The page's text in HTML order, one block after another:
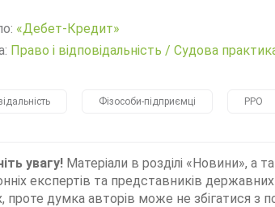
«Дебет-Кредит»
Право і відповідальність / Судова
Фізособи-підприємці РРО
увагу! Матеріали в розділі «Новини», а
експертів та представників
проте думка авторів може не збігатися з